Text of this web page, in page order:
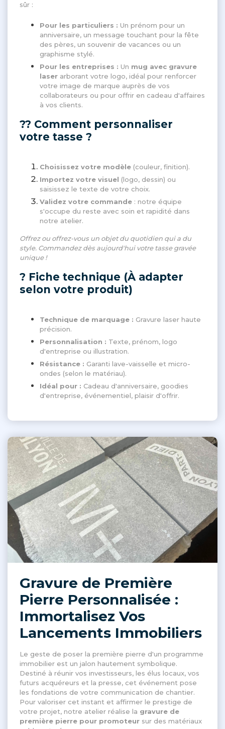
sûr :
Pour les particuliers : Un prénom pour un
anniversaire, un message touchant pour la fête
des pères, un souvenir de vacances ou un
graphisme stylé.
Pour les entreprises : Un mug avec gravure
laser arborant votre logo, idéal pour renforcer
votre image de marque auprès de vos
collaborateurs ou pour offrir en cadeau d'affaires
à vos clients.
?? Comment personnaliser
votre tasse ?
Choisissez votre modèle (couleur, finition).
Importez votre visuel (logo, dessin) ou
saisissez le texte de votre choix.
Validez votre commande : notre équipe
s'occupe du reste avec soin et rapidité dans
notre atelier.
Offrez ou offrez-vous un objet du quotidien qui a du
style. Commandez dès aujourd'hui votre tasse gravée
unique !
? Fiche technique (À adapter
selon votre produit)
Technique de marquage : Gravure laser haute
précision.
Personnalisation : Texte, prénom, logo
d'entreprise ou illustration.
Résistance : Garanti lave-vaisselle et micro-
ondes (selon le matériau).
Idéal pour : Cadeau d'anniversaire, goodies
d'entreprise, événementiel, plaisir d'offrir.
Gravure de Première
Pierre Personnalisée :
Immortalisez Vos
Lancements Immobiliers
Le geste de poser la première pierre d'un programme
immobilier est un jalon hautement symbolique.
Destiné à réunir vos investisseurs, les élus locaux, vos
futurs acquéreurs et la presse, cet événement pose
les fondations de votre communication de chantier.
Pour valoriser cet instant et affirmer le prestige de
votre projet, notre atelier réalise la gravure de
première pierre pour promoteur sur des matériaux